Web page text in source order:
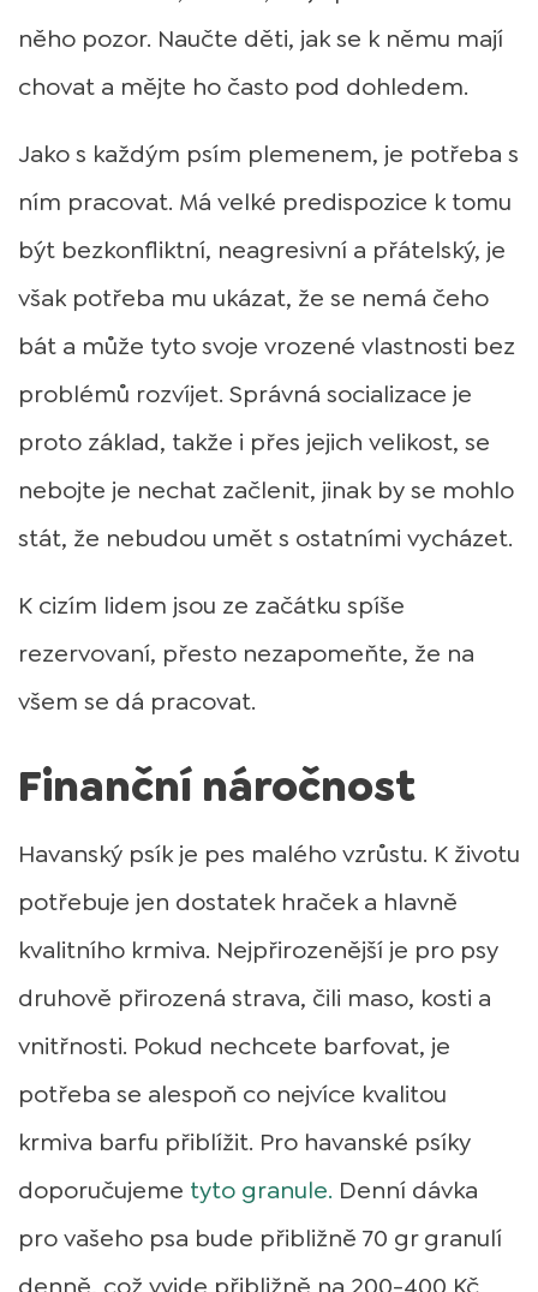
něho pozor. Naučte děti, jak se k němu mají
chovat a mějte ho často pod dohledem.
Jako s každým psím plemenem, je potřeba s
ním pracovat. Má velké predispozice k tomu
být bezkonfliktní, neagresivní a přátelský, je
však potřeba mu ukázat, že se nemá čeho
bát a může tyto svoje vrozené vlastnosti bez
problémů rozvíjet. Správná socializace je
proto základ, takže i přes jejich velikost, se
nebojte je nechat začlenit, jinak by se mohlo
stát, že nebudou umět s ostatními vycházet.
K cizím lidem jsou ze začátku spíše
rezervovaní, přesto nezapomeňte, že na
všem se dá pracovat.
Finanční náročnost
Havanský psík je pes malého vzrůstu. K životu
potřebuje jen dostatek hraček a hlavně
kvalitního krmiva. Nejpřirozenější je pro psy
druhově přirozená strava, čili maso, kosti a
vnitřnosti. Pokud nechcete barfovat, je
potřeba se alespoň co nejvíce kvalitou
krmiva barfu přiblížit. Pro havanské psíky
doporučujeme tyto granule. Denní dávka
pro vašeho psa bude přibližně 70 gr granulí